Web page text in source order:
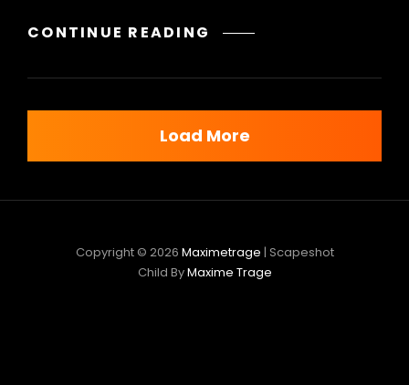
CONTINUE READING ATELIER
Load More
Copyright © 2026 Maximetrage | Scapeshot
Child ByMaxime Trage